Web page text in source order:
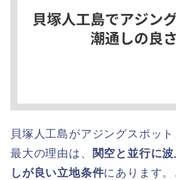
貝塚人工島がアジングスポッ
最大の理由は、
関空と並行に
しが良い立地条件にあります